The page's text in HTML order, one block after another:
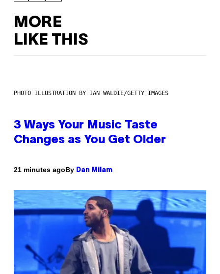
MORE
LIKE THIS
PHOTO ILLUSTRATION BY IAN WALDIE/GETTY IMAGES
3 Ways Your Music Taste
Changes as You Get Older
21 minutes agoBy Dan Milam